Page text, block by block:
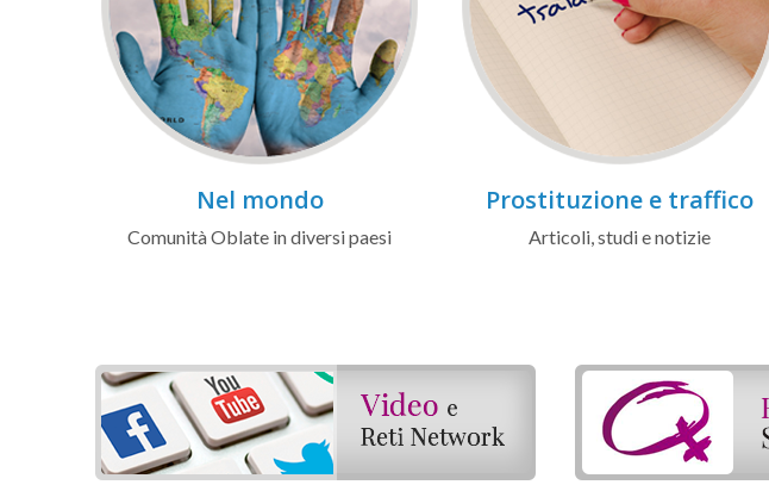
Nel mondo
Comunità Oblate in diversi paesi
Prostituzione e traffico
Articoli, studi e notizie